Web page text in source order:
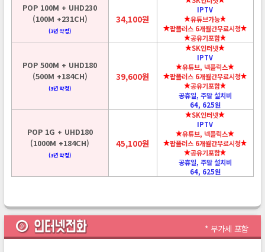
POP 100M + UHD230
(100M +231CH)
(3년 약정)
34,100원
IPTV
유튜브가능
팝플러스 6개월간무료시청
공유기포함
POP 500M + UHD180
(500M +184CH)
(3년 약정)
39,600원
SK인터넷
IPTV
유튜브, 넥플릭스
팝플러스 6개월간무료시청
공유기포함
공휴일, 주말 설치비
64, 625원
POP 1G + UHD180
(1000M +184CH)
(3년 약정)
45,100원
SK인터넷
IPTV
유튜브, 넥플릭스
팝플러스 6개월간무료시청
공유기포함
공휴일, 주말 설치비
64, 625원
* 부가세 포함